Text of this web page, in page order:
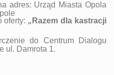
adres: Urząd Miasta Opola
oferty:„ Razem dla kastracji
do Centrum Dialogu
ul. Damrota 1.